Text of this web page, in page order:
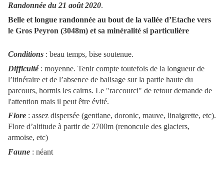
Randonnée du 21 août 2020.
Belle et longue randonnée au bout de la vallée d’Etache vers
le Gros Peyron (3048m) et sa minéralité si particulière
Conditions : beau temps, bise soutenue.
Difficulté: moyenne. Tenir compte toutefois de la longueur de
l’itinéraire et de l’absence de balisage sur la partie haute du
parcours, hormis les cairns. Le "raccourci" de retour demande de
l'attention mais il peut être évité.
Flore : assez dispersée (gentiane, doronic, mauve, linaigrette, etc).
Flore d’altitude à partir de 2700m (renoncule des glaciers,
armoise, etc)
Faune : néant